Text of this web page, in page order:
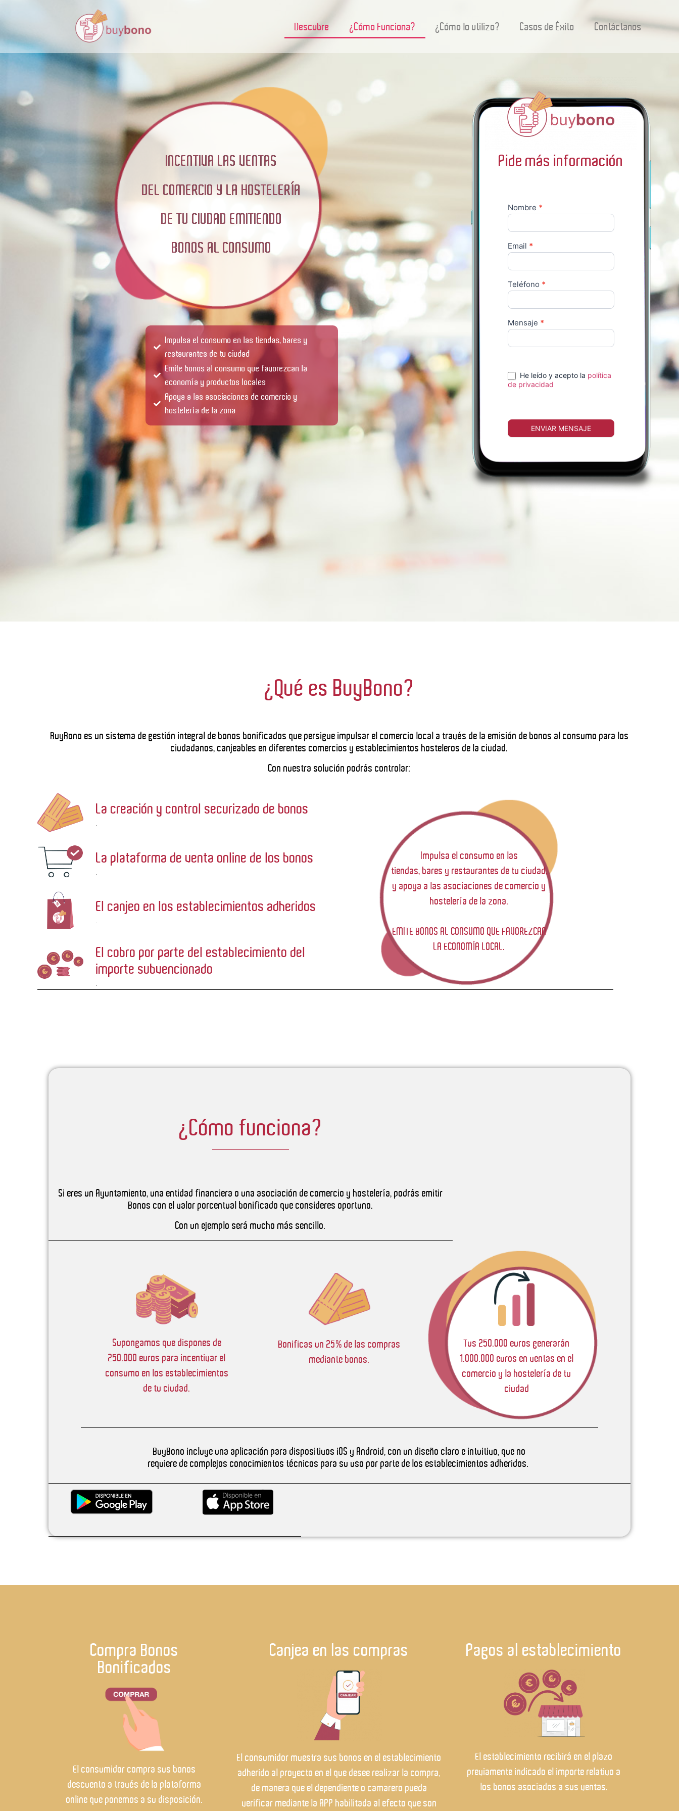
Descubre ¿Cómo Funciona? ¿Cómo lo utilizo? Casos de Éxito Contáctanos
INCENTIVA LAS VENTAS
DEL COMERCIO Y LA HOSTELERÍA
DE TU CIUDAD EMITIENDO
BONOS AL CONSUMO
Impulsa el consumo en las tiendas, bares y
restaurantes de tu ciudad
Emite bonos al consumo que favorezcan la
economía y productos locales
Apoya a las asociaciones de comercio y
hostelería de la zona
Pide más información
Formulario
contacto 1
Nombre *
Email *
Teléfono *
Mensaje *
He leído y acepto la política
de privacidad
ENVIAR MENSAJE
¿Qué es BuyBono?
BuyBono es un sistema de gestión integral de bonos bonificados que persigue impulsar el comercio local a través de la emisión de bonos al consumo para los
ciudadanos, canjeables en diferentes comercios y establecimientos hosteleros de la ciudad.
Con nuestra solución podrás controlar:
La creación y control securizado de bonos
.
La plataforma de venta online de los bonos
.
El canjeo en los establecimientos adheridos
.
El cobro por parte del establecimiento del
importe subvencionado
.
Impulsa el consumo en las
tiendas, bares y restaurantes de tu ciudad,
y apoya a las asociaciones de comercio y
hostelería de la zona.
EMITE BONOS AL CONSUMO QUE FAVOREZCAN
LA ECONOMÍA LOCAL.
¿Cómo funciona?
Si eres un Ayuntamiento, una entidad financiera o una asociación de comercio y hostelería, podrás emitir
Bonos con el valor porcentual bonificado que consideres oportuno.
Con un ejemplo será mucho más sencillo.
Supongamos que dispones de
250.000 euros para incentivar el
consumo en los establecimientos
de tu ciudad.
Bonificas un 25% de las compras
mediante bonos.
Tus 250.000 euros generarán
1.000.000 euros en ventas en el
comercio y la hostelería de tu
ciudad
BuyBono incluye una aplicación para dispositivos iOS y Android, con un diseño claro e intuitivo, que no
requiere de complejos conocimientos técnicos para su uso por parte de los establecimientos adheridos.
Compra Bonos
Bonificados
El consumidor compra sus bonos
descuento a través de la plataforma
online que ponemos a su disposición.
Canjea en las compras
El consumidor muestra sus bonos en el establecimiento
adherido al proyecto en el que desee realizar la compra,
de manera que el dependiente o camarero pueda
verificar mediante la APP habilitada al efecto que son
Pagos al establecimiento
El establecimiento recibirá en el plazo
previamente indicado el importe relativo a
los bonos asociados a sus ventas.